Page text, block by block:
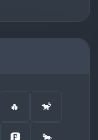
🔥 🐒
🅿️ 🐂